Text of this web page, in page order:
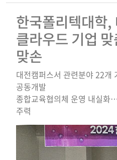
한국폴리텍대학,
클라우드 기업
맞손
대전캠퍼스서 관련분야 22개
공동개발
종합교육협의체 운영 내실화
주력